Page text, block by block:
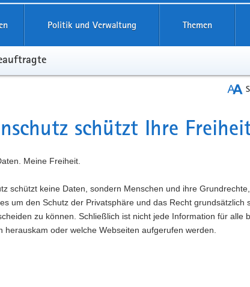
Politik und Verwaltung Themen
schützt Ihre
schützt keine Daten, sondern Menschen und ihre
um den Schutz der Privatsphäre und das Recht
zu können. Schließlich ist nicht jede Information für
herauskam oder welche Webseiten aufgerufen werden.